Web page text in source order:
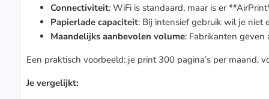
Connectiviteit: WiFi is standaard, maar is er
Papierlade capaciteit: Bij intensief gebruik wil je niet
Maandelijks aanbevolen volume: Fabrikanten geven
Een praktisch voorbeeld: je print 300 pagina’s per
Je vergelijkt: